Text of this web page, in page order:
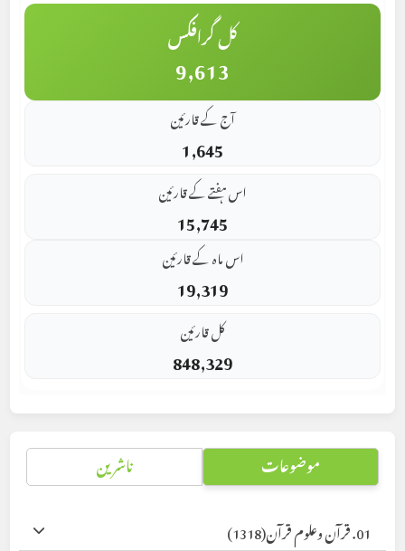
کل گرافکس
9,613
آج کے قارئین
1,645
اس ہفتے کے قارئین
15,745
اس ماہ کے قارئین
19,319
کل قارئین
848,329
موضوعات ناشرین
01. قرآن وعلوم قرآن
(1318)